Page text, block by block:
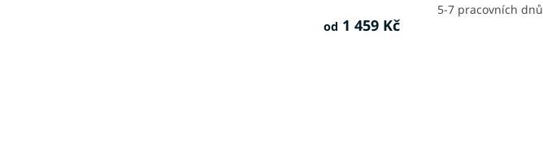
5-7 pracovních dnů
od 1 459 Kč